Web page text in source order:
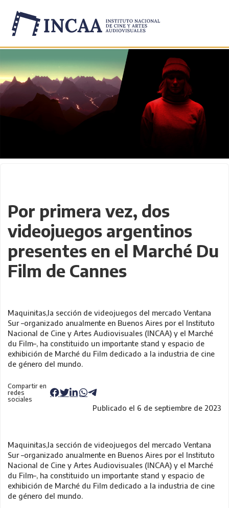
Por primera vez, dos
videojuegos argentinos
presentes en el Marché Du
Film de Cannes
Maquinitas,la sección de videojuegos del mercado Ventana
Sur –organizado anualmente en Buenos Aires por el Instituto
Nacional de Cine y Artes Audiovisuales (INCAA) y el Marché
du Film–, ha constituido un importante stand y espacio de
exhibición de Marché du Film dedicado a la industria de cine
de género del mundo.
Compartir en
redes
sociales
Publicado el 6 de septiembre de 2023
Maquinitas,la sección de videojuegos del mercado Ventana
Sur –organizado anualmente en Buenos Aires por el Instituto
Nacional de Cine y Artes Audiovisuales (INCAA) y el Marché
du Film–, ha constituido un importante stand y espacio de
exhibición de Marché du Film dedicado a la industria de cine
de género del mundo.